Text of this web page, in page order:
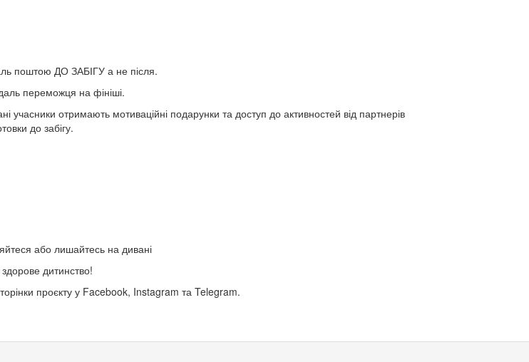
поштою ДО ЗАБІГУ а не після.
переможця на фініші.
отримають мотиваційні подарунки та доступ до активностей від партнерів
до забігу.
або лишайтесь на дивані
дитинство!
проєкту у Facebook, Instagram та Telegram.